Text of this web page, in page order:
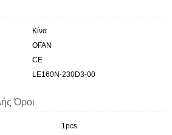
Κίνα
OFAN
CE
LE160N-230D3-00
Όροι
1pcs